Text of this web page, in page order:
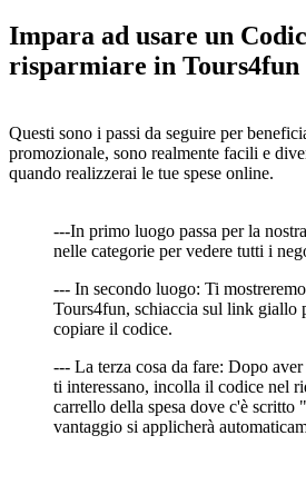
Impara ad usare un
risparmiare in Tours4fun
Questi sono i passi da seguire per
promozionale, sono realmente facili e
quando realizzerai le tue spese online.
---In primo luogo passa per la
nelle categorie per vedere tutti i
--- In secondo luogo: Ti
Tours4fun, schiaccia sul link giallo
copiare il codice.
--- La terza cosa da fare: Dopo
ti interessano, incolla il codice nel
carrello della spesa dove c'è scritto
vantaggio si applicherà